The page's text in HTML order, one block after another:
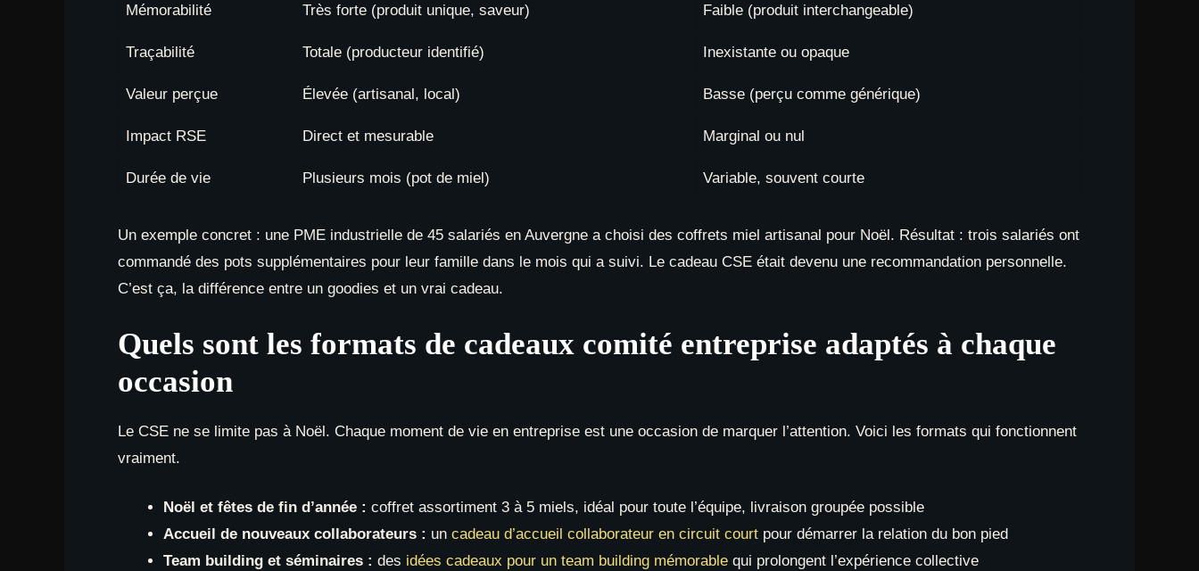
Mémorabilité Très forte (produit unique, saveur) Faible (produit interchangeable)
Traçabilité Totale (producteur identifié) Inexistante ou opaque
Valeur perçue Élevée (artisanal, local) Basse (perçu comme générique)
Impact RSE Direct et mesurable Marginal ou nul
Durée de vie Plusieurs mois (pot de miel) Variable, souvent courte
Un exemple concret : une PME industrielle de 45 salariés en Auvergne a choisi des coffrets miel artisanal pour Noël. Résultat : trois salariés ont
commandé des pots supplémentaires pour leur famille dans le mois qui a suivi. Le cadeau CSE était devenu une recommandation personnelle.
C’est ça, la différence entre un goodies et un vrai cadeau.
Quels sont les formats de cadeaux comité entreprise adaptés à chaque
occasion
Le CSE ne se limite pas à Noël. Chaque moment de vie en entreprise est une occasion de marquer l’attention. Voici les formats qui fonctionnent
vraiment.
Noël et fêtes de fin d’année : coffret assortiment 3 à 5 miels, idéal pour toute l’équipe, livraison groupée possible
Accueil de nouveaux collaborateurs : un cadeau d’accueil collaborateur en circuit court pour démarrer la relation du bon pied
Team building et séminaires : des idées cadeaux pour un team building mémorable qui prolongent l’expérience collective